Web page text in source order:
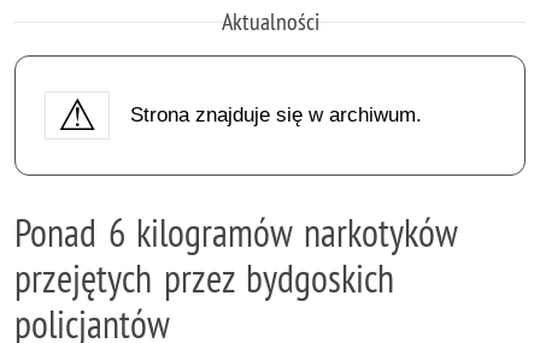
Aktualności
Strona znajduje się w archiwum.
Ponad 6 kilogramów narkotyków
przejętych przez bydgoskich
policjantów